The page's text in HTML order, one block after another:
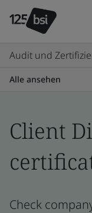
Audit und
Alle ansehen
Client
Check